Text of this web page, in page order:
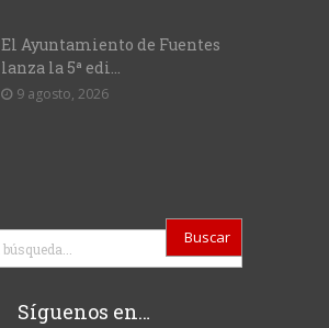
El Ayuntamiento de Fuentes
lanza la 5ª edi...
9 agosto, 2026
Síguenos en…